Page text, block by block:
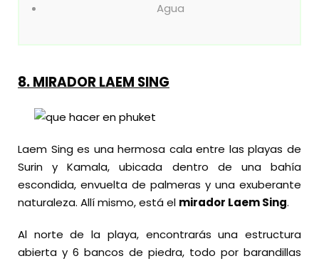
Agua
8.MIRADOR LAEM SING
Laem Sing es una hermosa cala entre las playas de
Surin y Kamala, ubicada dentro de una bahía
escondida, envuelta de palmeras y una exuberante
naturaleza. Allí mismo, está el mirador Laem Sing.
Al norte de la playa, encontrarás una estructura
abierta y 6 bancos de piedra, todo por barandillas